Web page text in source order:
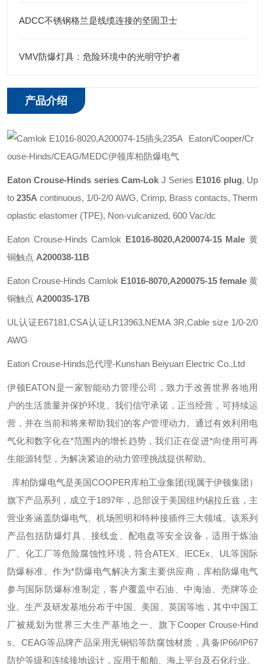
ADCC不锈钢格兰是线缆连接的坚固卫士
VMV防爆灯具：危险环境中的光明守护者
产品介绍
Eaton/Cooper/Cr
ouse-Hinds/CEAG/MEDC伊顿库柏防爆电气
Eaton Crouse-Hinds series Cam-Lok J Series E1016 plug, Up
to235A continuous, 1/0-2/0 AWG, Crimp, Brass contacts, Therm
oplastic elastomer (TPE), Non-vulcanized, 600 Vac/dc
Eaton Crouse-Hinds Camlok E1016-8020,A200074-15 Male黄
铜触点 A200038-11B
Eaton Crouse-Hinds Camlok E1016-8070,A200075-15 female 黄
铜触点 A200035-17B
UL认证E67181,CSA认证LR13963,NEMA 3R,Cable size 1/0-2/0
AWG
Eaton Crouse-Hinds总代理-Kunshan Beiyuan Electric Co.,Ltd
伊顿EATON是一家智能动力管理公司，致力于改善世界各地用
户的生活质量并保护环境。我们信守承诺，正当经营，可持续运
营，并在当前和将来帮助我们的客户管理动力。通过有效利用电
气化和数字化在*范围内的增长趋势，我们正在促进*向使用可再
生能源转型，为解决紧迫的动力管理挑战提供帮助。
库柏防爆电气是美国COOPER库柏工业集团(现属于伊顿集团）
旗下产品系列，成立于1897年，总部设于美国纽约锡拉丘兹，主
营业务涵盖防爆电气、机场照明和特种接插件三大领域。该系列
产品包括防爆灯具、接线盒、配电盘等安全设备，适用于炼油
厂、化工厂等危险腐蚀性环境，符合ATEX IECEx UL 等国际
防爆标准。作为*防爆电气解决方案主要供应商，库柏防爆电气
参与国际防爆标准制定，客户覆盖中石油、中海油、壳牌等企
业。生产及研发基地分布于中国、美国、英国等地，其中中国工
厂被规划为世界三大生产基地之一。旗下Cooper Crouse-Hind
s
CEAG等品牌产品采用无铜铝等防腐蚀材质，具备IP66/IP67
防护等级和连续接地设计，应用于船舶、海上平台及石化行业。